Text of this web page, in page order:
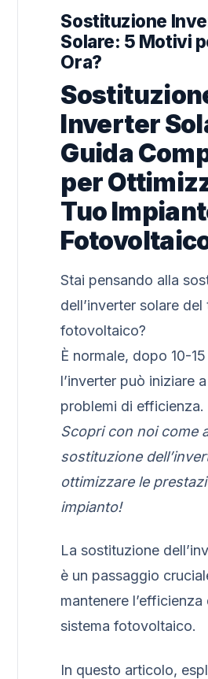
Sostituzione
Solare: 5 Motivi
Ora?
Inverter
Guida
per
Tuo
Stai pensando alla
dell’inverter solare
fotovoltaico?
È normale, dopo 10-
l’inverter può iniziare
problemi di efficienza.
Scopri con noi come
sostituzione
ottimizzare le
impianto!
La sostituzione
è un passaggio
mantenere l’efficienza
sistema fotovoltaico.
In questo articolo,